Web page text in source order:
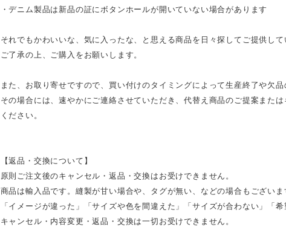
・デニム製品は新品の証にボタンホールが開いていない場合があります
それでもかわいいな、気に入ったな、と思える商品を日々探してご提供して
ご了承の上、ご購入をお願いします。
また、お取り寄せですので、買い付けのタイミングによって生産終了や欠品
その場合には、速やかにご連絡させていただき、代替え商品のご提案また
ください。
【返品・交換について】
原則ご注文後のキャンセル・返品・交換はお受けできません。
商品は輸入品です。縫製が甘い場合や、タグが無い、などの場合もございま
「イメージが違った」「サイズや色を間違えた」「サイズが合わない」「
キャンセル・内容変更・返品・交換は一切お受けできません。